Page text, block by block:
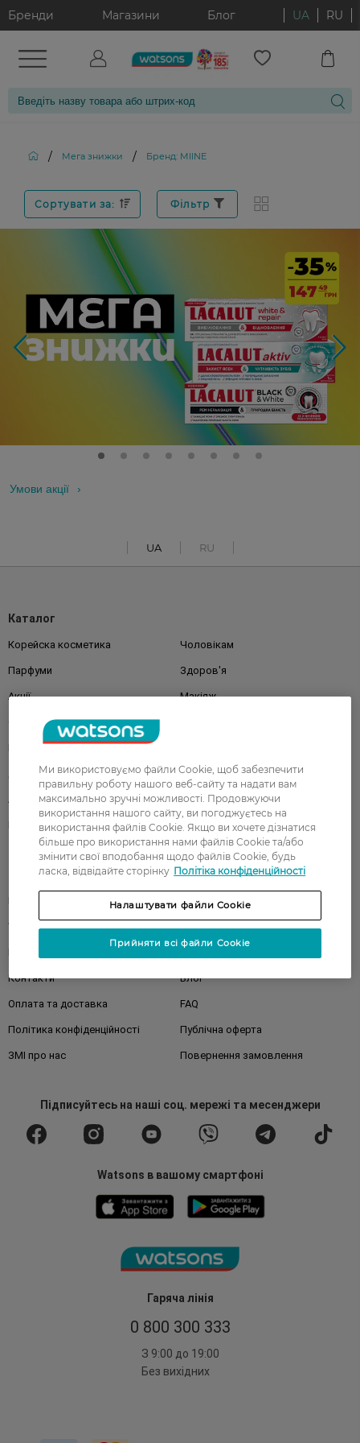
Бренди Магазини Блог UA RU
/ Мега знижки / Бренд: MIINE
Сортувати за: Фільтр
Умови акції
UA RU
Гаряча лінія
0 800 300 333
З 9:00 до 19:00
Без вихідних
Каталог
Корейска косметика Чоловікам
Парфуми Здоров'я
Акції Макіяж
Обличчя
Подарунки
Волосся
Аксесуари Дерматокосметика
Бренди
Клієнтам
Магазини
Watsons Club Подарункові сертифікати
Контакти Блог
Оплата та доставка FAQ
Політика конфіденційності Публічна оферта
ЗМІ про нас Повернення замовлення
Підписуйтесьна наші соц. мережі та месенджери
Watsons в вашому смартфоні
Ми використовуємо файли Cookie, щоб забезпечити
правильну роботу нашого веб-сайту та надати вам
максимально зручні можливості. Продовжуючи
використання нашого сайту, ви погоджуєтесь на
використання файлів Cookie. Якщо ви хочете дізнатися
більше про використання нами файлів Cookie та/або
змінити свої вподобання щодо файлів Cookie, будь
ласка, відвідайте сторінку Політіка конфіденційності
Налаштувати файли Cookie
Прийняти всі файли Cookie